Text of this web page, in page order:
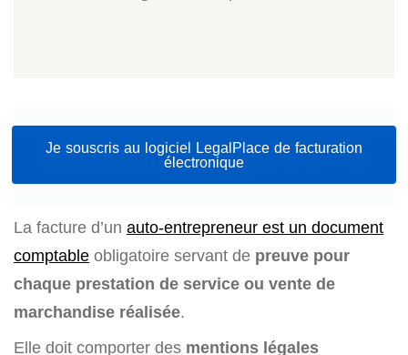
Je souscris au logiciel LegalPlace de facturation
électronique
La facture d’un auto-entrepreneur est un document
comptable obligatoire servant de preuve pour
chaque prestation de service ou vente de
marchandise réalisée.
Elle doit comporter des mentions légales